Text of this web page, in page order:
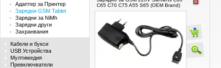
Адаптер за Принтер
Зарядни GSM Tablet
Зарядни за NiMh
Зарядни други
Захранвания
Кабели и букси
USB Устройства
Мултимедия
Превключватели
C65 C70 C75 A55 S65 (OEM Brand)